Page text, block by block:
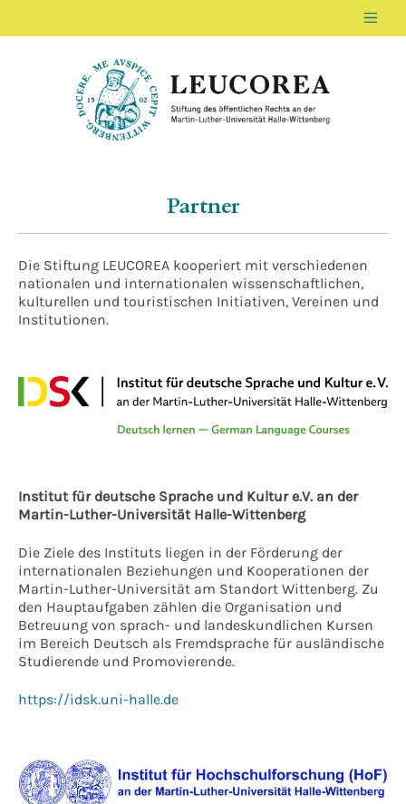
LEUCOREA DE
Stiftung des öffentlichen Rechts an der
Partner
Die Stiftung LEUCOREA kooperiert mit verschiedenen
nationalen und internationalen wissenschaftlichen,
kulturellen und touristischen Initiativen, Vereinen und
Institutionen.
Institut für deutsche Sprache und Kultur e.V. an der
Martin-Luther-Universität Halle-Wittenberg
Die Ziele des Instituts liegen in der Förderung der
internationalen Beziehungen und Kooperationen der
Martin-Luther-Universität am Standort Wittenberg. Zu
den Hauptaufgaben zählen die Organisation und
Betreuung von sprach- und landeskundlichen Kursen
im Bereich Deutsch als Fremdsprache für ausländische
Studierende und Promovierende.
https://idsk.uni-halle.de